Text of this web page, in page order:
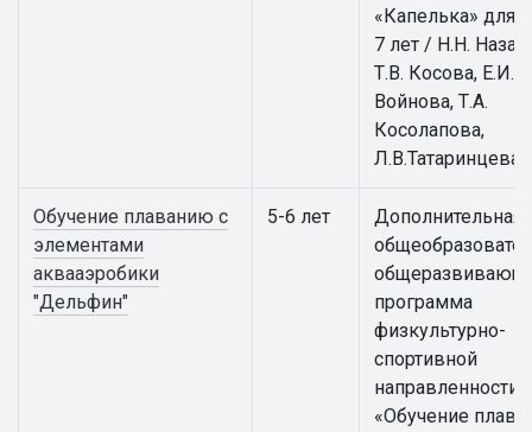
«Капелька» для
7 лет / Н.Н.
Т.В. Косова, Е.И.
Войнова, Т.А.
Косолапова,
Л.В.Татаринцева
Обучение плаванию с
элементами
аквааэробики
"Дельфин"
5-6 лет
Дополнительная
программа
физкультурно-
спортивной
направленности
«Обучение